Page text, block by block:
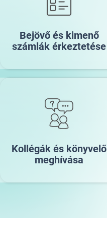
Bejövő és kimenő
számlák érkeztetése
Kollégák és könyvelő
meghívása